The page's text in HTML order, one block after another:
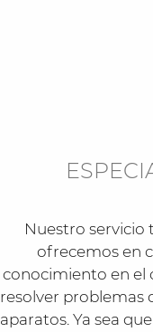
Nuestro servicio
ofrecemos en
conocimiento en el
resolver problemas
aparatos. Ya sea